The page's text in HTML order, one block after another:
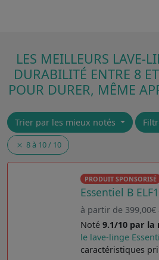
LES MEILLEURS LAVE-
DURABILITÉ ENTRE 8
POUR DURER, MÊME
Trier par les mieux notés
8 à 10 / 10
PRODUIT SPONSORISÉ
Essentiel B
à partir de 399,00€
Noté 9.1/10 par la
le lave-linge
caractéristiques